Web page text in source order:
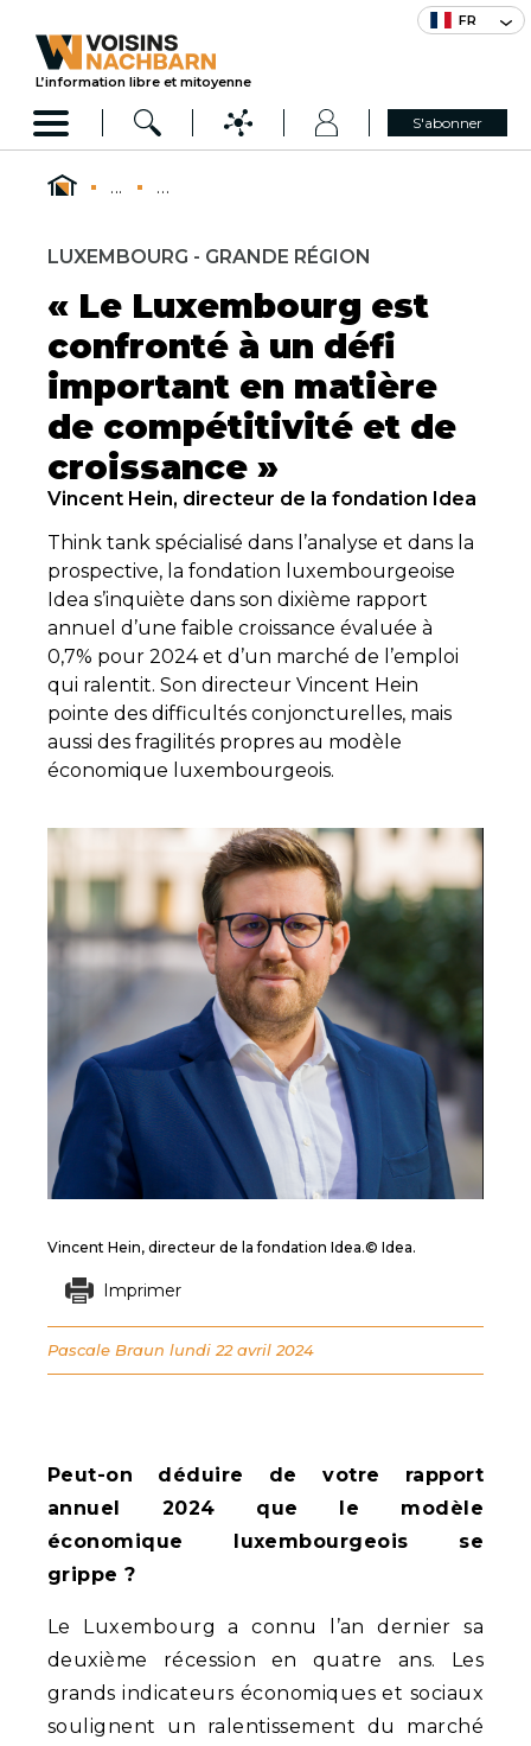
FR
L’information libre et mitoyenne
S'abonner
... ...
LUXEMBOURG - GRANDE RÉGION
« Le Luxembourg est
confronté à un défi
important en matière
de compétitivité et de
croissance »
Vincent Hein, directeur de la fondation Idea
Think tank spécialisé dans l’analyse et dans la
prospective, la fondation luxembourgeoise
Idea s’inquiète dans son dixième rapport
annuel d’une faible croissance évaluée à
0,7% pour 2024 et d’un marché de l’emploi
qui ralentit. Son directeur Vincent Hein
pointe des difficultés conjoncturelles, mais
aussi des fragilités propres au modèle
économique luxembourgeois.
Peut-on déduire de votre rapport
annuel 2024 que le modèle
économique luxembourgeois se
grippe ?
Le Luxembourg a connu l’an dernier sa
deuxième récession en quatre ans. Les
grands indicateurs économiques et sociaux
soulignent un ralentissement du marché
Vincent Hein, directeur de la fondation Idea.© Idea.
Imprimer
Pascale Braun lundi 22 avril 2024